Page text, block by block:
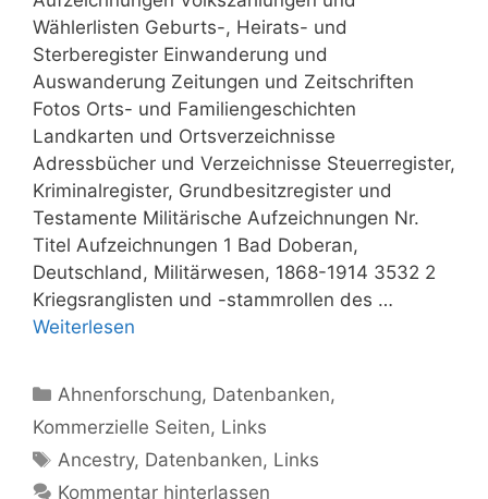
Wählerlisten Geburts-, Heirats- und
Sterberegister Einwanderung und
Auswanderung Zeitungen und Zeitschriften
Fotos Orts- und Familiengeschichten
Landkarten und Ortsverzeichnisse
Adressbücher und Verzeichnisse Steuerregister,
Kriminalregister, Grundbesitzregister und
Testamente Militärische Aufzeichnungen Nr.
Titel Aufzeichnungen 1 Bad Doberan,
Deutschland, Militärwesen, 1868-1914 3532 2
Kriegsranglisten und -stammrollen des …
Weiterlesen
Kategorien
Ahnenforschung, Datenbanken,
Kommerzielle Seiten, Links
Schlagwörter
Ancestry, Datenbanken, Links
Kommentar hinterlassen